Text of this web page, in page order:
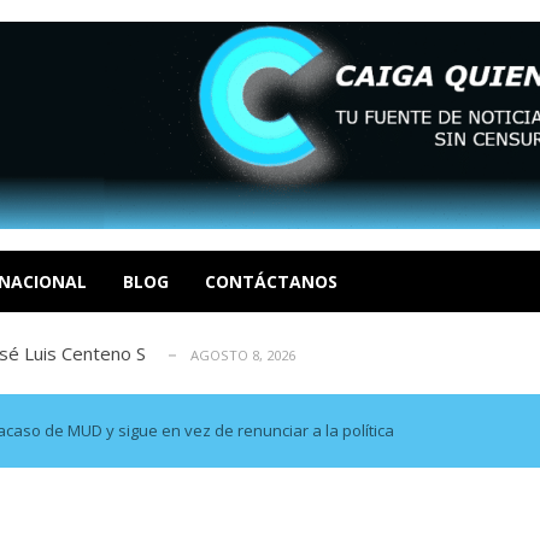
BLOG CONTÁCTANOS
Realpolitik y el Desmante... AGOSTO 8, 2026
García AGOSTO 7, 2026
EN LAS ORGANIZACIONES SOCIALES. Por: Dr. Al...
Luis Centeno S
R AGOSTO 8, 2026
Realpolitik y el Desmante... AGOSTO 8, 2026
AGOSTO 7, 2026
EN LAS ORGANIZACIONES SOCIALES. Por: Dr. Al...
de MUD y sigue en vez de renunciar a la política